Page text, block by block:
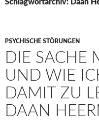
Schlagwortarchiv: Daan
PSYCHISCHE STÖRUNGEN
DIE SACHE
UND WIE
DAMIT ZU
DAAN